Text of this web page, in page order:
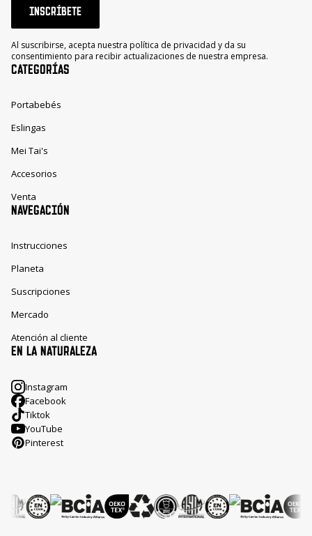
INSCRÍBETE
Al suscribirse, acepta nuestra política de privacidad y da su
consentimiento para recibir actualizaciones de nuestra empresa.
CATEGORÍAS
Portabebés
Eslingas
Mei Tai's
Accesorios
Venta
NAVEGACIÓN
Instrucciones
Planeta
Suscripciones
Mercado
Atención al cliente
EN LA NATURALEZA
Instagram
Facebook
Tiktok
YouTube
Pinterest